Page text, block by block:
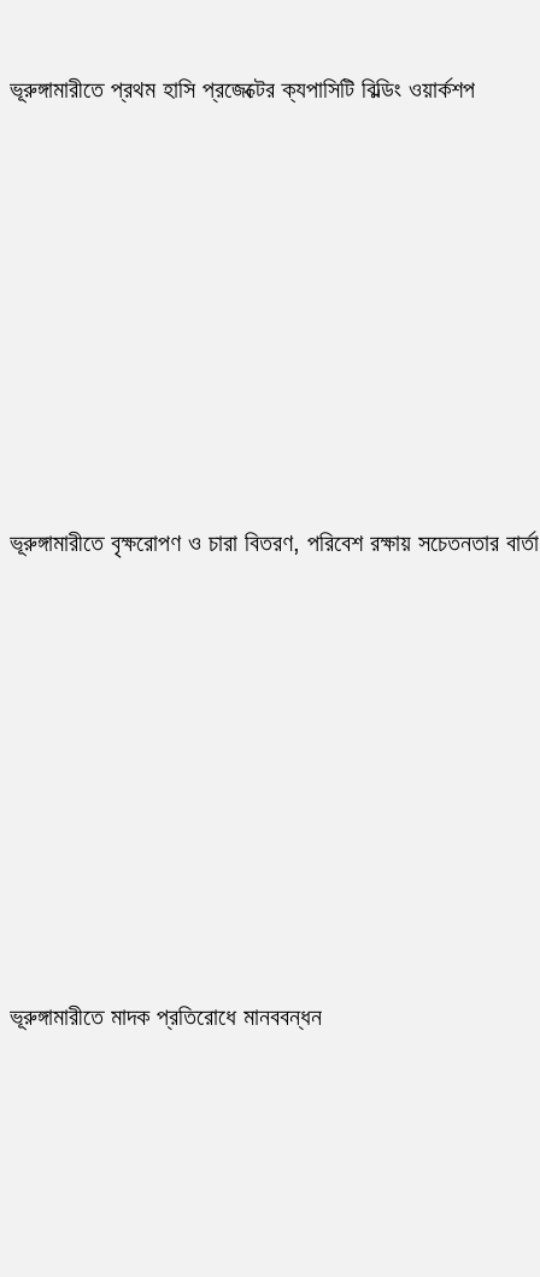
ভূরুঙ্গামারীতে প্রথম হাসি প্রজেক্টের ক্যপাসিটি বিল্ডিং ওয়ার্কশপ
ভূরুঙ্গামারীতে বৃক্ষরোপণ ও চারা বিতরণ, পরিবেশ রক্ষায় সচেতনতার বার্তা
ভূরুঙ্গামারীতে মাদক প্রতিরোধে মানববন্ধন